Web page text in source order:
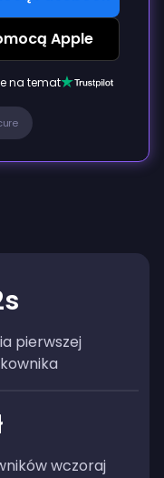
Apple
na temat
pierwszej
wczoraj